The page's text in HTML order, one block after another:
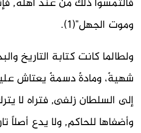
وموت الجهل"(1).
ولطالما كانت كتابة التاريخ
شهيةٌ، ومادةٌ دسمةٌ يعتاش
إلى السلطان زلفى, فتراه لا
وأضفاها للحاكم, ولا يدع أصلاً